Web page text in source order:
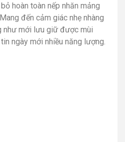
hoàn toàn nếp nhăn mảng
đến cảm giác nhẹ nhàng
như mới lưu giữ được mùi
ngày mới nhiều năng lượng.